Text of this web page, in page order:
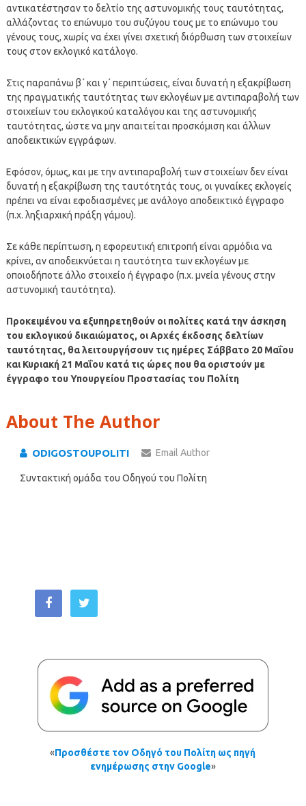
αντικατέστησαν το δελτίο της αστυνομικής τους ταυτότητας,
αλλάζοντας το επώνυμο του συζύγου τους με το επώνυμο του
γένους τους, χωρίς να έχει γίνει σχετική διόρθωση των στοιχείων
τους στον εκλογικό κατάλογο.
Στις παραπάνω β΄ και γ΄ περιπτώσεις, είναι δυνατή η εξακρίβωση
της πραγματικής ταυτότητας των εκλογέων με αντιπαραβολή των
στοιχείων του εκλογικού καταλόγου και της αστυνομικής
ταυτότητας, ώστε να μην απαιτείται προσκόμιση και άλλων
αποδεικτικών εγγράφων.
Εφόσον, όμως, και με την αντιπαραβολή των στοιχείων δεν είναι
δυνατή η εξακρίβωση της ταυτότητάς τους, οι γυναίκες εκλογείς
πρέπει να είναι εφοδιασμένες με ανάλογο αποδεικτικό έγγραφο
(π.χ. ληξιαρχική πράξη γάμου).
Σε κάθε περίπτωση, η εφορευτική επιτροπή είναι αρμόδια να
κρίνει, αν αποδεικνύεται η ταυτότητα των εκλογέων με
οποιοδήποτε άλλο στοιχείο ή έγγραφο (π.χ. μνεία γένους στην
αστυνομική ταυτότητα).
Προκειμένου να εξυπηρετηθούν οι πολίτες κατά την άσκηση
του εκλογικού δικαιώματος, οι Αρχές έκδοσης δελτίων
ταυτότητας, θα λειτουργήσουν τις ημέρες Σάββατο 20 Μαΐου
και Κυριακή 21 Μαΐου κατά τις ώρες που θα οριστούν με
έγγραφο του Υπουργείου Προστασίας του Πολίτη
About The Author
ODIGOSTOUPOLITI Email Author
Συντακτική ομάδα του Οδηγού του Πολίτη
«Προσθέστε τον Οδηγό του Πολίτη ως πηγή
ενημέρωσης στην Google»